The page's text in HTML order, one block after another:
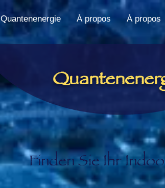
Quantenenergie À propos À propos
Finden Sie Ihr